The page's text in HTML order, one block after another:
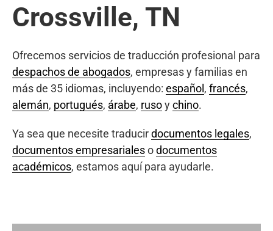
Crossville, TN
Ofrecemos servicios de traducción profesional para
despachos de abogados, empresas y familias en
más de 35 idiomas, incluyendo: español , francés,
alemán, portugués, árabe, rusoychino.
Ya sea que necesite traducirdocumentos legales,
documentos empresarialesodocumentos
académicos, estamos aquí para ayudarle.